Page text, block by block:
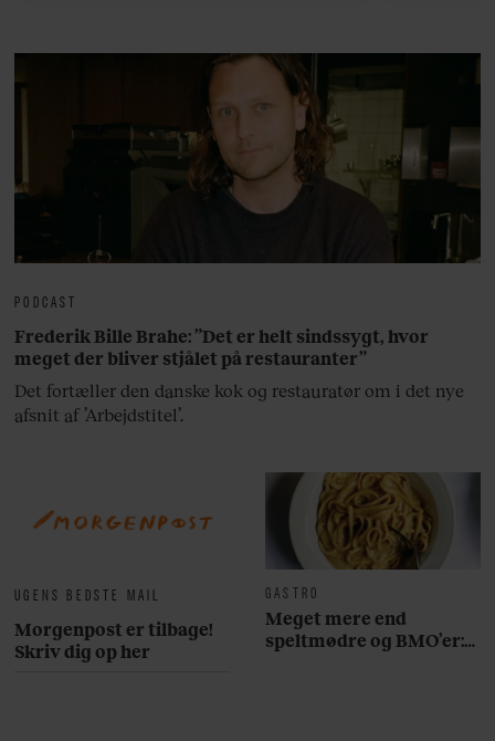
UGENS BEDSTE MAIL
Morgenpost er tilbage!
Skriv dig op her
GASTRO
Meget mere end
speltmødre og BMO’er:
PODCAST
Frederik Bille Brahe: ”Det er helt sindssygt, hvor
meget der bliver stjålet på restauranter”
Det fortæller den danske kok og restauratør om i det nye
afsnit af ’Arbejdstitel’.